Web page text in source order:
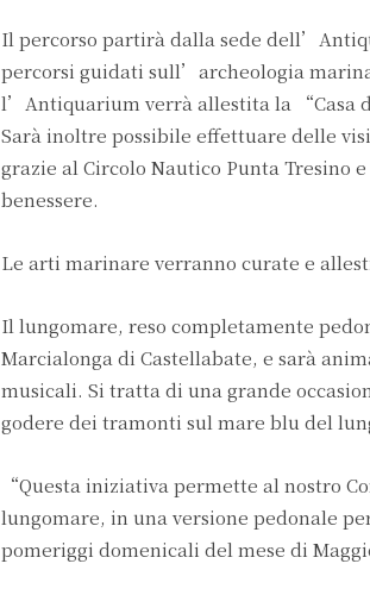
Il percorso partirà dalla sede
percorsi guidati sull’archeologia
l’Antiquarium verrà allestita la “Casa
Sarà inoltre possibile effettuare delle
grazie al Circolo Nautico Punta Tresino
benessere.
Le arti marinare verranno curate e
Il lungomare, reso completamente
Marcialonga di Castellabate, e sarà
musicali. Si tratta di una grande
godere dei tramonti sul mare blu del
“Questa iniziativa permette al nostro
lungomare, in una versione pedonale
pomeriggi domenicali del mese di